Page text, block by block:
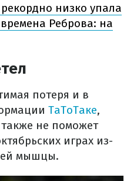
низко упала
Реброва: на
потеря и в
ТаТоТаке,
не поможет
играх из-
мышцы.